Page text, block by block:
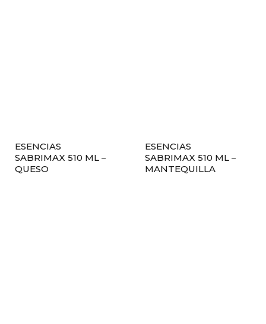
ESENCIAS
SABRIMAX 510 ML –
QUESO
ESENCIAS
SABRIMAX 510 ML –
MANTEQUILLA